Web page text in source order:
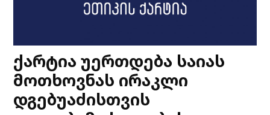
ქარტია უერთდება საიას
მოთხოვნას ირაკლი
დგებუაძისთვის